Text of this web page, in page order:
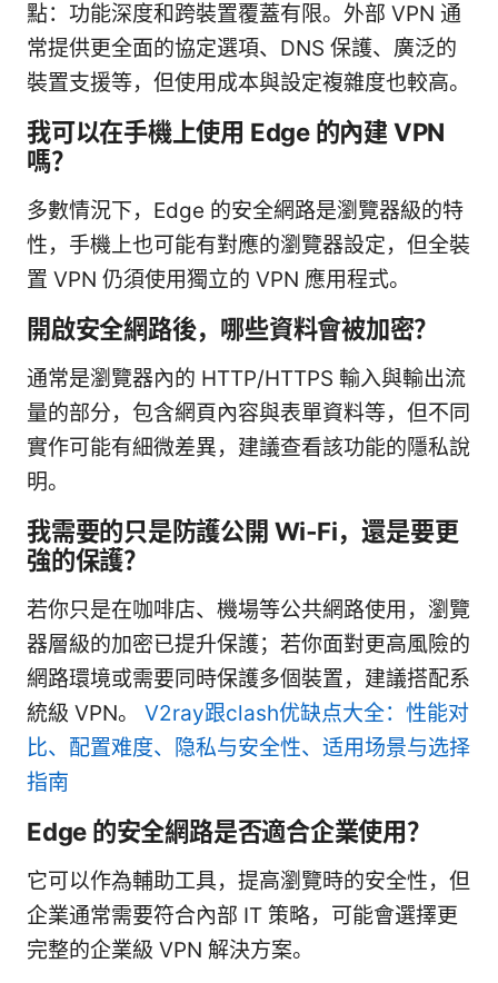
點：功能深度和跨裝置覆蓋有限。外部 VPN 通
常提供更全面的協定選項、DNS 保護、廣泛的
裝置支援等，但使用成本與設定複雜度也較高。
我可以在手機上使用 Edge 的內建 VPN
嗎？
多數情況下，Edge 的安全網路是瀏覽器級的特
性，手機上也可能有對應的瀏覽器設定，但全裝
置 VPN 仍須使用獨立的 VPN 應用程式。
開啟安全網路後，哪些資料會被加密？
通常是瀏覽器內的 HTTP/HTTPS 輸入與輸出流
量的部分，包含網頁內容與表單資料等，但不同
實作可能有細微差異，建議查看該功能的隱私說
明。
我需要的只是防護公開 Wi‑Fi，還是要更
強的保護？
若你只是在咖啡店、機場等公共網路使用，瀏覽
器層級的加密已提升保護；若你面對更高風險的
網路環境或需要同時保護多個裝置，建議搭配系
統級 VPN。 V2ray跟clash优缺点大全：性能对
比、配置难度、隐私与安全性、适用场景与选择
指南
Edge 的安全網路是否適合企業使用？
它可以作為輔助工具，提高瀏覽時的安全性，但
企業通常需要符合內部 IT 策略，可能會選擇更
完整的企業級 VPN 解決方案。